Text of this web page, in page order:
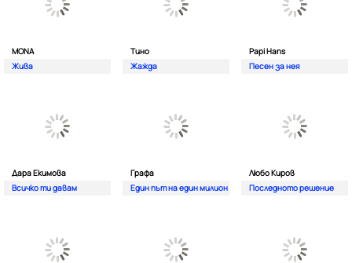
MONA
Жива
Тино
Жажда
Papi Hans
Песен за нея
Дара Екимова
Всичко ти давам
Графа
Един път на един милион
Любо Киров
Последното решение